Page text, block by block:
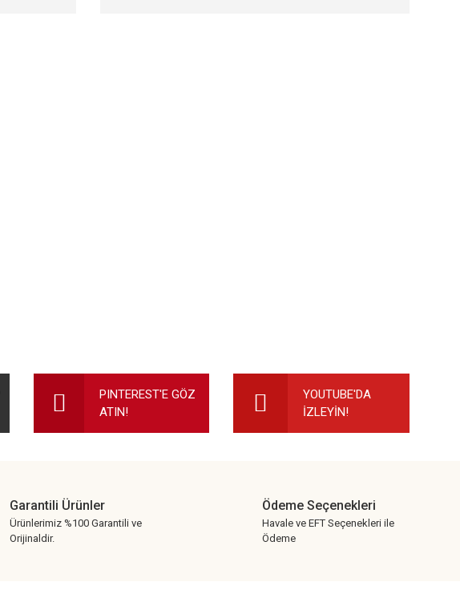
PINTEREST'E GÖZ
ATIN!
YOUTUBE'DA
İZLEYİN!
Garantili Ürünler
Ürünlerimiz %100 Garantili ve
Orijinaldir.
Ödeme Seçenekleri
Havale ve EFT Seçenekleri ile
Ödeme